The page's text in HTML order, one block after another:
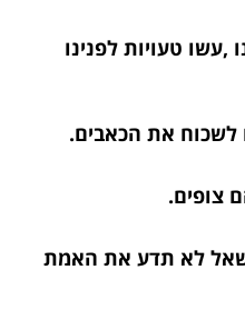
טעויות לפנינו
לשכוח את הכאבים.
צופים.
לא תדע את האמת